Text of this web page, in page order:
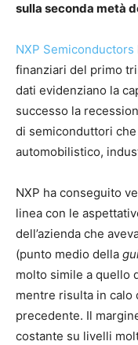
sulla seconda metà
NXP Semiconductors
finanziari del primo
dati evidenziano la
successo la
di semiconduttori
automobilistico,
NXP ha conseguito
linea con le
dell’azienda che
(punto medio della
molto simile a quello
mentre risulta in calo
precedente. Il
costante su livelli